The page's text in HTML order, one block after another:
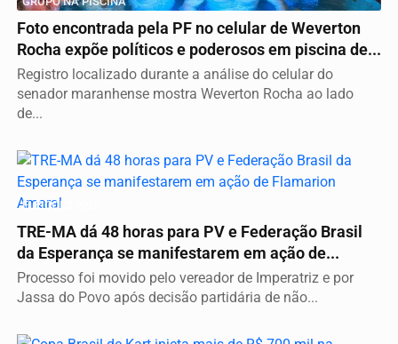
Foto encontrada pela PF no celular de Weverton
Rocha expõe políticos e poderosos em piscina de...
Registro localizado durante a análise do celular do
senador maranhense mostra Weverton Rocha ao lado
de...
ELEIÇÕES 2026
TRE-MA dá 48 horas para PV e Federação Brasil
da Esperança se manifestarem em ação de...
Processo foi movido pelo vereador de Imperatriz e por
Jassa do Povo após decisão partidária de não...